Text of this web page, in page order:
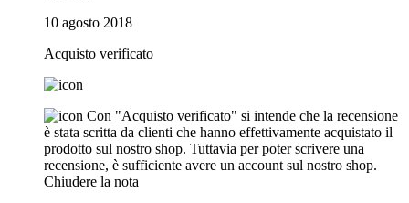
10 agosto 2018
Acquisto verificato
Con "Acquisto verificato" si intende che la recensione
è stata scritta da clienti che hanno effettivamente acquistato il
prodotto sul nostro shop. Tuttavia per poter scrivere una
recensione, è sufficiente avere un account sul nostro shop.
Chiudere la nota